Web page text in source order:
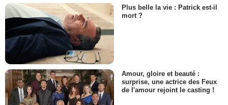
Plus belle la vie : Patrick est-il
mort ?
Amour, gloire et beauté :
surprise, une actrice des Feux
de l'amour rejoint le casting !